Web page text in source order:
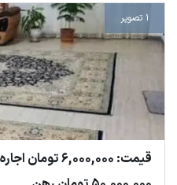
1 تصویر
قیمت: 6,000,000 تومان اجاره